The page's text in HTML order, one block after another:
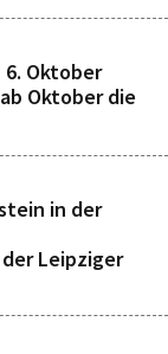
6. Oktober
Oktober die
in der
Leipziger